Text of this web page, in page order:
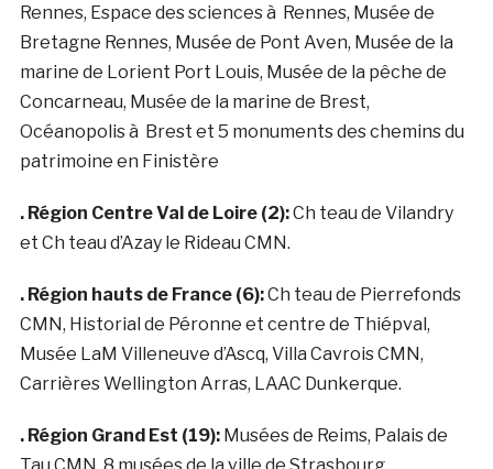
Rennes, Espace des sciences à Rennes, Musée de
Bretagne Rennes, Musée de Pont Aven, Musée de la
marine de Lorient Port Louis, Musée de la pêche de
Concarneau, Musée de la marine de Brest,
Océanopolis à Brest et 5 monuments des chemins du
patrimoine en Finistère
. Région Centre Val de Loire (2):Ch teau de Vilandry
et Ch teau d’Azay le Rideau CMN.
. Région hauts de France (6):Ch teau de Pierrefonds
CMN, Historial de Péronne et centre de Thiépval,
Musée LaM Villeneuve d’Ascq, Villa Cavrois CMN,
Carrières Wellington Arras, LAAC Dunkerque.
. Région Grand Est (19):Musées de Reims, Palais de